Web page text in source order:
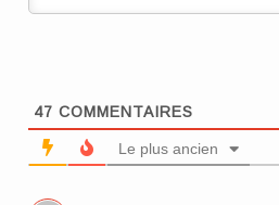
47 COMMENTAIRES
Le plus ancien